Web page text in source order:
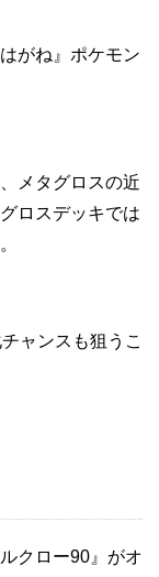
がね』ポケモン
メタグロスの近
ロスデッキでは
ャンスも狙うこ
クロー90』がオ